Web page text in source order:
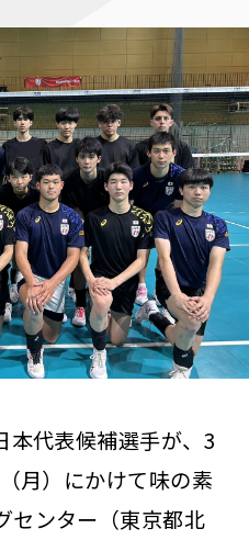
本代表候補選手が、3
月）にかけて味の素
センター（東京都北